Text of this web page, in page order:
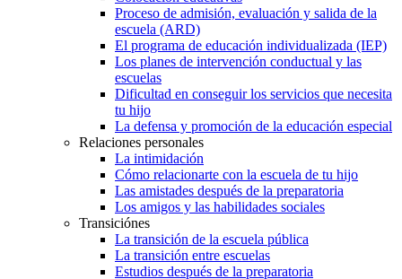
Proceso de admisión, evaluación y salida de la
escuela (ARD)
El programa de educación individualizada (IEP)
Los planes de intervención conductual y las
escuelas
Dificultad en conseguir los servicios que necesita
tu hijo
La defensa y promoción de la educación especial
Relaciones personales
La intimidación
Cómo relacionarte con la escuela de tu hijo
Las amistades después de la preparatoria
Los amigos y las habilidades sociales
Transiciónes
La transición de la escuela pública
La transición entre escuelas
Estudios después de la preparatoria